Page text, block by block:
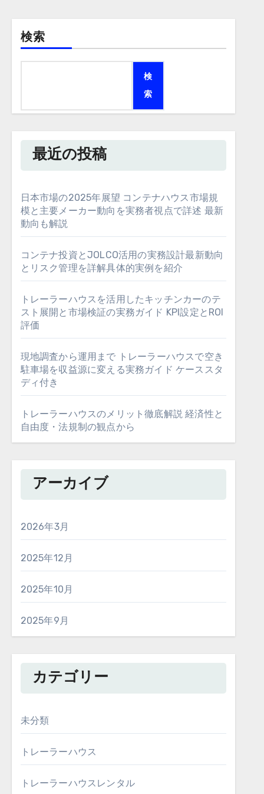
検索
検
索
最近の投稿
日本市場の2025年展望 コンテナハウス市場規
模と主要メーカー動向を実務者視点で詳述 最新
動向も解説
コンテナ投資とJOLCO活用の実務設計最新動向
とリスク管理を詳解具体的実例を紹介
トレーラーハウスを活用したキッチンカーのテ
スト展開と市場検証の実務ガイド KPI設定とROI
評価
現地調査から運用まで トレーラーハウスで空き
駐車場を収益源に変える実務ガイド ケーススタ
ディ付き
トレーラーハウスのメリット徹底解説 経済性と
自由度・法規制の観点から
アーカイブ
2026年3月
2025年12月
2025年10月
2025年9月
カテゴリー
未分類
トレーラーハウス
トレーラーハウスレンタル